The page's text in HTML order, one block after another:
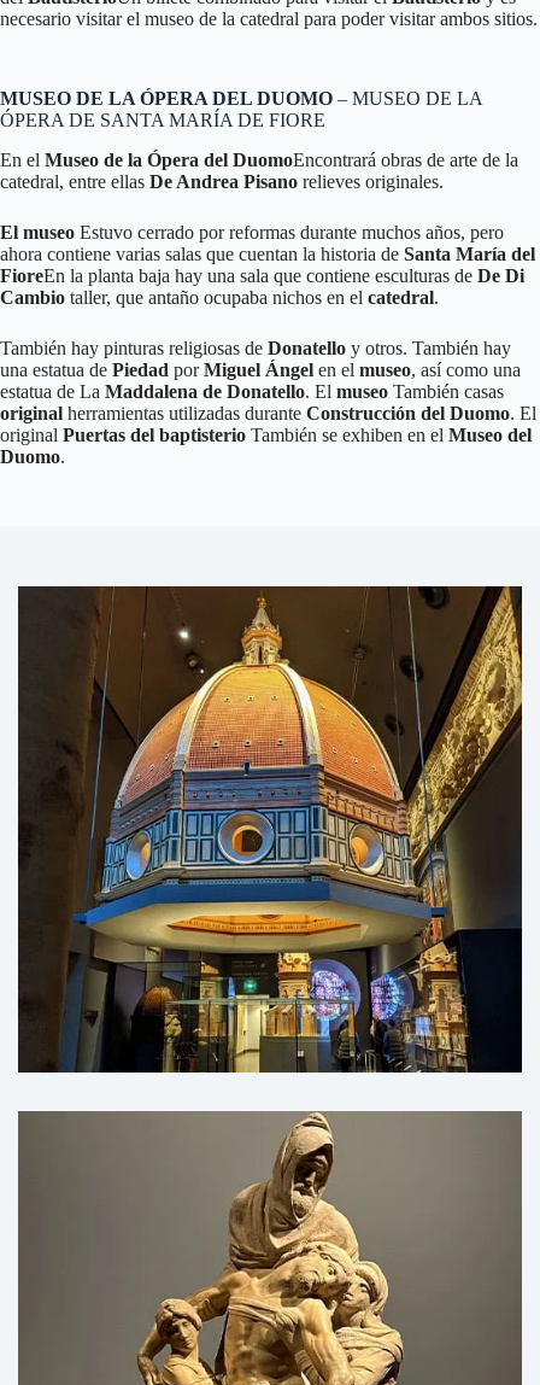
necesario visitar el museo de la catedral para poder visitar ambos sitios.
MUSEO DE LA ÓPERA DEL DUOMO – MUSEO DE LA
ÓPERA DE SANTA MARÍA DE FIORE
En el Museo de la Ópera del DuomoEncontrará obras de arte de la
catedral, entre ellas De Andrea Pisano relieves originales.
El museo Estuvo cerrado por reformas durante muchos años, pero
ahora contiene varias salas que cuentan la historia de Santa María del
FioreEn la planta baja hay una sala que contiene esculturas de De Di
Cambio taller, que antaño ocupaba nichos en el catedral.
También hay pinturas religiosas de Donatello y otros. También hay
una estatua de Piedad porMiguel Ángel en el museo, así como una
estatua de La Maddalena de Donatello. El museo También casas
original herramientas utilizadas durante Construcción del Duomo. El
original Puertas del baptisterio También se exhiben en el Museo del
Duomo.